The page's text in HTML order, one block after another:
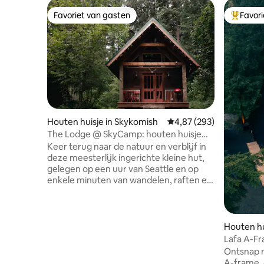
Favoriet van gasten
Favoriet van gasten
Houten huisje in Skykomish Gemiddelde
4,87 (293)
The Lodge @ SkyCamp: houten huisje
met bubbelbad
Keer terug naar de natuur en verblijf in
deze meesterlijk ingerichte kleine hut,
gelegen op een uur van Seattle en op
enkele minuten van wandelen, raften en
Houten
Lafa A-
Ontsnap